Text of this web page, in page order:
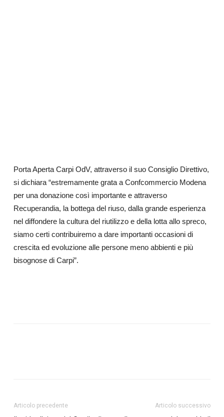
Porta Aperta Carpi OdV, attraverso il suo Consiglio Direttivo,
si dichiara “estremamente grata a Confcommercio Modena
per una donazione così importante e attraverso
Recuperandia, la bottega del riuso, dalla grande esperienza
nel diffondere la cultura del riutilizzo e della lotta allo spreco,
siamo certi contribuiremo a dare importanti occasioni di
crescita ed evoluzione alle persone meno abbienti e più
bisognose di Carpi”.
Articolo precedente Articolo successivo